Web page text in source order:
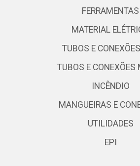
FERRAMENTAS
MATERIAL
TUBOS E
TUBOS E CONEXÕES
INCÊNDIO
MANGUEIRAS E
UTILIDADES
EPI